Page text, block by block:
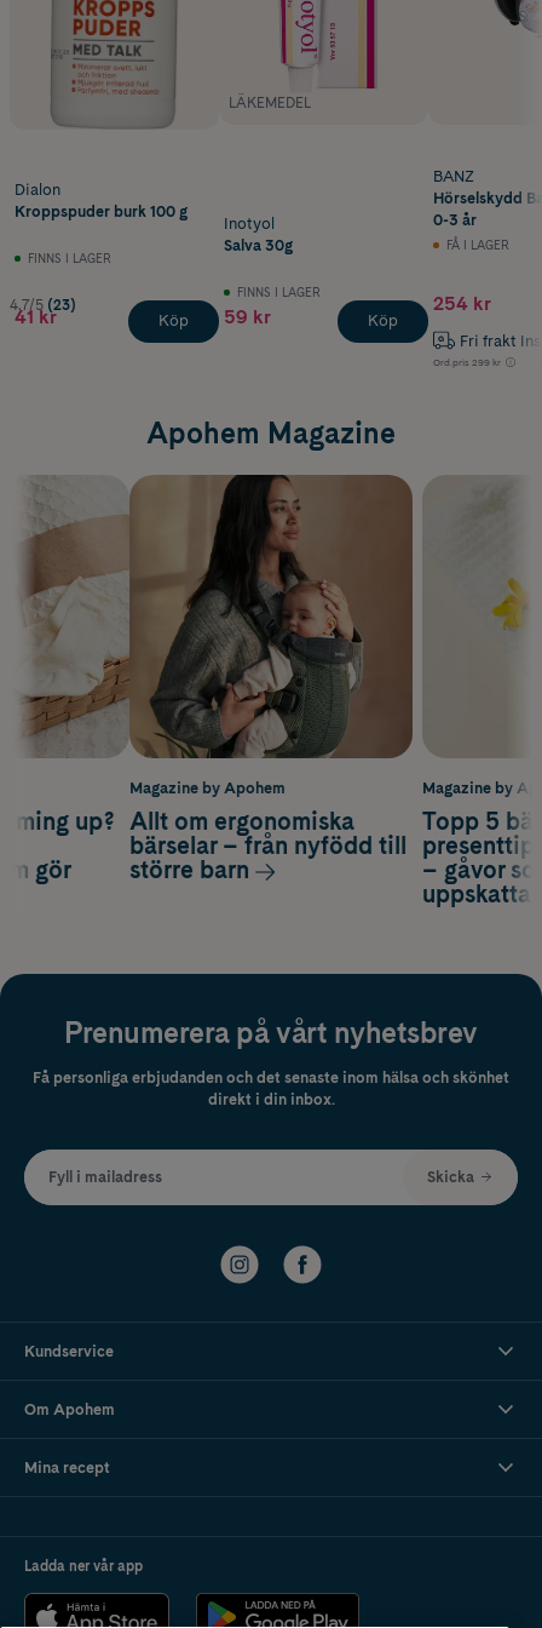
Dialon
Kroppspuder burk 100 g
FINNS I LAGER
4.7/5 (23)
41 kr Köp
LÄKEMEDEL
Inotyol
Salva 30g
FINNS I LAGER
59 kr Köp
BANZ
Hörselskydd
0-3 år
FÅ I LAGER
254 kr
Fri frakt
Ord.pris 299 kr
Apohem Magazine
Magazine by
Topp 5
– gåvor
up?
gör
Magazine by Apohem
Allt om ergonomiska
bärselar – från nyfödd till
större barn
Prenumerera på vårt nyhetsbrev
Få personliga erbjudanden och det senaste inom hälsa och skönhet
direkt i din inbox.
Fyll i mailadress Skicka
Kundservice
Om Apohem
Mina recept
Ladda ner vår app